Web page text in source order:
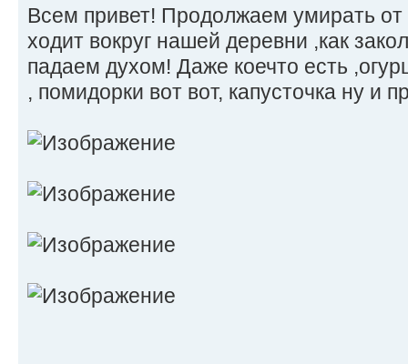
Всем привет! Продолжаем умирать
ходит вокруг нашей деревни ,как
падаем духом! Даже коечто есть
, помидорки вот вот, капусточка ну и